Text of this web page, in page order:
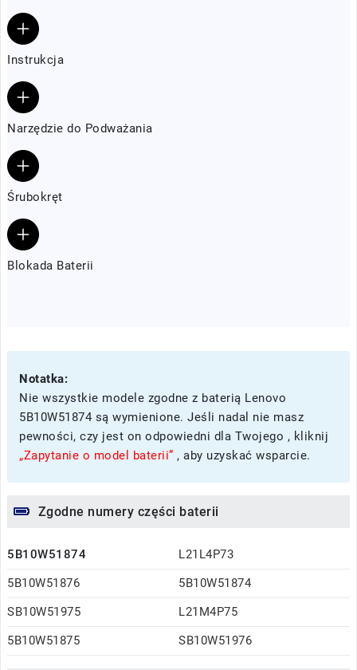
Instrukcja
Narzędzie do Podważania
Śrubokręt
Blokada Baterii
Notatka:
Nie wszystkie modele zgodne z baterią Lenovo
5B10W51874 są wymienione. Jeśli nadal nie masz
pewności, czy jest on odpowiedni dla Twojego , kliknij
„Zapytanie o model baterii” , aby uzyskać wsparcie.
Zgodne numery części baterii
5B10W51874
L21L4P73
5B10W51876
5B10W51874
SB10W51975
L21M4P75
5B10W51875
SB10W51976